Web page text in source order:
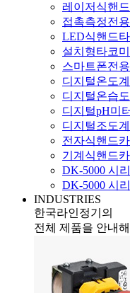
레이저식핸
접촉측정전
LED식핸드
설치형타코
스마트폰전
디지털온도계
디지털온습도
디지털pH미터
디지털조도계
전자식핸드
기계식핸드
DK-5000 시
DK-5000 시
INDUSTRIES
한국라인정기의
전체 제품을 안내